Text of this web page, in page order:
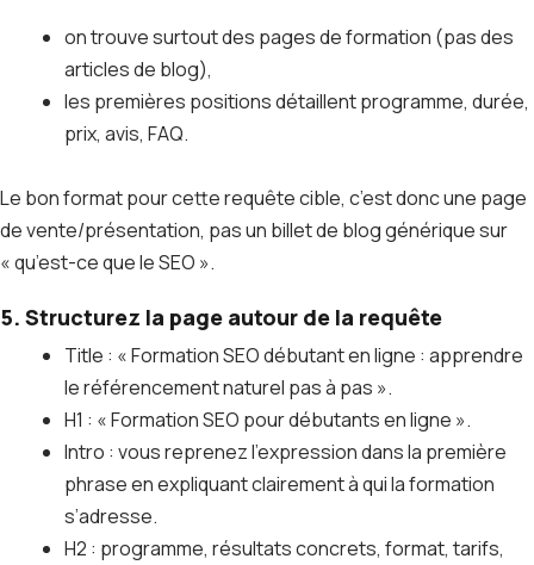
on trouve surtout des pages de formation (pas des
articles de blog),
les premières positions détaillent programme, durée,
prix, avis, FAQ.
Le bon format pour cette requête cible, c’est donc une page
de vente/présentation, pas un billet de blog générique sur
« qu’est-ce que le SEO ».
5. Structurez la page autour de la requête
Title : « Formation SEO débutant en ligne : apprendre
le référencement naturel pas à pas ».
H1 : « Formation SEO pour débutants en ligne ».
Intro : vous reprenez l’expression dans la première
phrase en expliquant clairement à qui la formation
s’adresse.
H2 : programme, résultats concrets, format, tarifs,